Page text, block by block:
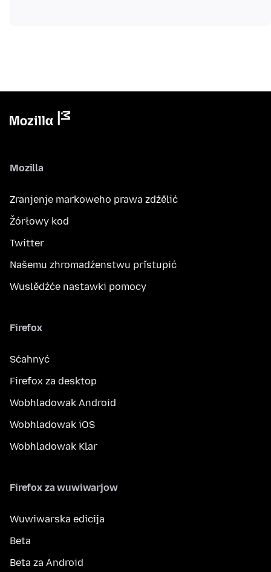
Mozilla
Zranjenje markoweho prawa zdźělić
Žórłowy kod
Twitter
Našemu zhromadźenstwu přistupić
Wuslědźće nastawki pomocy
Firefox
Sćahnyć
Firefox za desktop
Wobhladowak Android
Wobhladowak iOS
Wobhladowak Klar
Firefox za wuwiwarjow
Wuwiwarska edicija
Beta
Beta za Android